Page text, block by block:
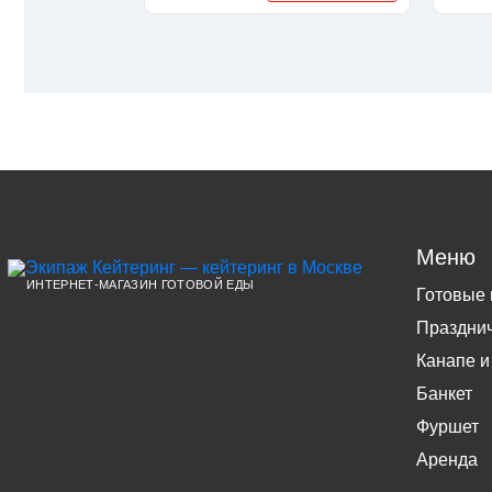
ИНТЕРНЕТ-МАГАЗИН ГОТОВОЙ ЕДЫ
Меню
Готовые
Канапе и
Банкет
Фуршет
Аренда